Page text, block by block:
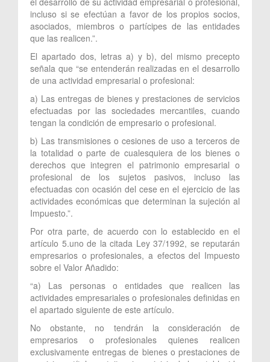
incluso si se efectúan a favor de los propios socios,
asociados, miembros o partícipes de las entidades
que las realicen.”.
El apartado dos, letras a) y b), del mismo precepto
señala que “se entenderán realizadas en el desarrollo
de una actividad empresarial o profesional:
a) Las entregas de bienes y prestaciones de servicios
efectuadas por las sociedades mercantiles, cuando
tengan la condición de empresario o profesional.
b) Las transmisiones o cesiones de uso a terceros de
la totalidad o parte de cualesquiera de los bienes o
derechos que integren el patrimonio empresarial o
profesional de los sujetos pasivos, incluso las
efectuadas con ocasión del cese en el ejercicio de las
actividades económicas que determinan la sujeción al
Impuesto.”.
Por otra parte, de acuerdo con lo establecido en el
artículo 5.uno de la citada Ley 37/1992, se reputarán
empresarios o profesionales, a efectos del Impuesto
sobre el Valor Añadido:
“a) Las personas o entidades que realicen las
actividades empresariales o profesionales definidas en
el apartado siguiente de este artículo.
No obstante, no tendrán la consideración de
empresarios o profesionales quienes realicen
exclusivamente entregas de bienes o prestaciones de